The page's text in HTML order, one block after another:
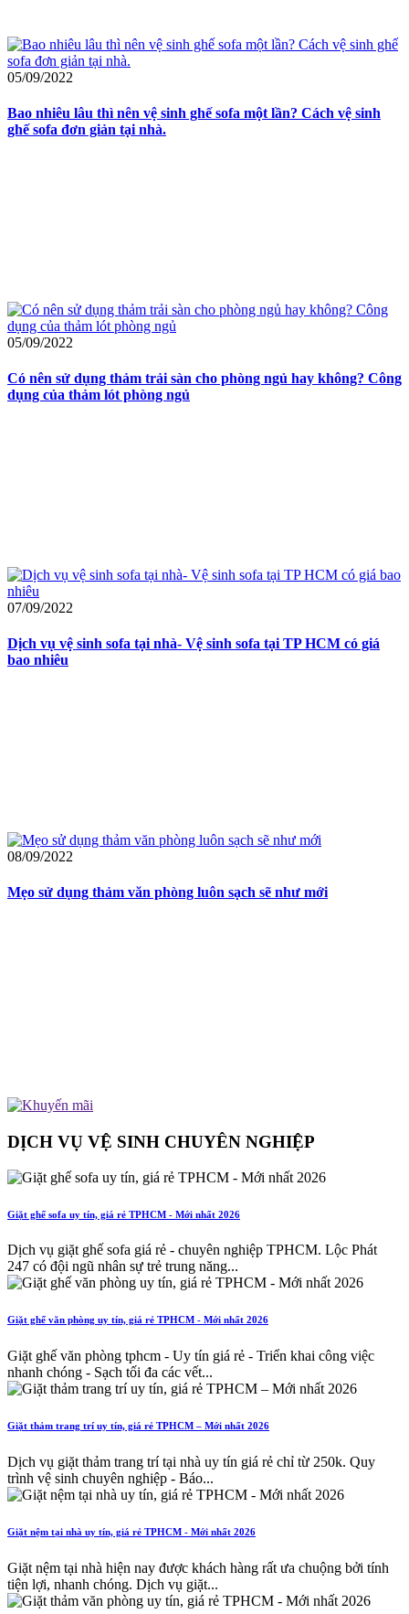
05/09/2022
Bao nhiêu lâu thì nên vệ sinh ghế sofa một lần? Cách vệ sinh
ghế sofa đơn giản tại nhà.
05/09/2022
Có nên sử dụng thảm trải sàn cho phòng ngủ hay không? Công
dụng của thảm lót phòng ngủ
07/09/2022
Dịch vụ vệ sinh sofa tại nhà- Vệ sinh sofa tại TP HCM có giá
bao nhiêu
08/09/2022
Mẹo sử dụng thảm văn phòng luôn sạch sẽ như mới
DỊCH VỤ VỆ SINH CHUYÊN NGHIỆP
Giặt ghế sofa uy tín, giá rẻ TPHCM - Mới nhất 2026
Dịch vụ giặt ghế sofa giá rẻ - chuyên nghiệp TPHCM. Lộc Phát
247 có đội ngũ nhân sự trẻ trung năng...
Giặt ghế văn phòng uy tín, giá rẻ TPHCM - Mới nhất 2026
Giặt ghế văn phòng tphcm - Uy tín giá rẻ - Triển khai công việc
nhanh chóng - Sạch tối đa các vết...
Giặt thảm trang trí uy tín, giá rẻ TPHCM – Mới nhất 2026
Dịch vụ giặt thảm trang trí tại nhà uy tín giá rẻ chỉ từ 250k. Quy
trình vệ sinh chuyên nghiệp - Báo...
Giặt nệm tại nhà uy tín, giá rẻ TPHCM - Mới nhất 2026
Giặt nệm tại nhà hiện nay được khách hàng rất ưa chuộng bởi tính
tiện lợi, nhanh chóng. Dịch vụ giặt...